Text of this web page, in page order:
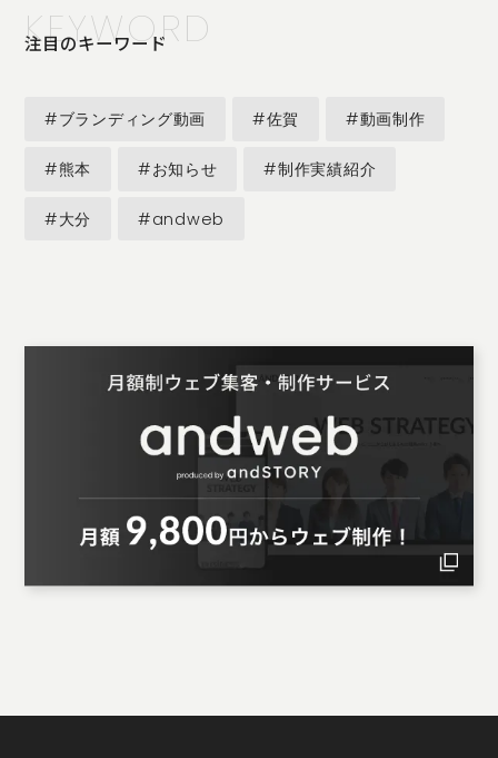
KEYWORD
注目のキーワード
#ブランディング動画 #佐賀 #動画制作
#熊本 #お知らせ #制作実績紹介
#大分 #andweb